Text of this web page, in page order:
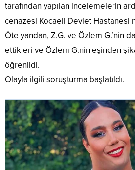
tarafından yapılan incelemelerin
cenazesi Kocaeli Devlet Hastanesi
Öte yandan, Z.G. ve Özlem G.’nin
ettikleri ve Özlem G.nin eşinden
öğrenildi.
Olayla ilgili soruşturma başlatıldı.